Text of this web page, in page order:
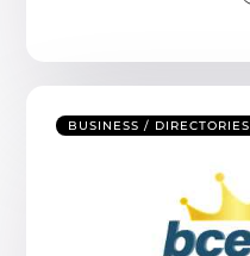
BUSINESS / DIRECTORIES